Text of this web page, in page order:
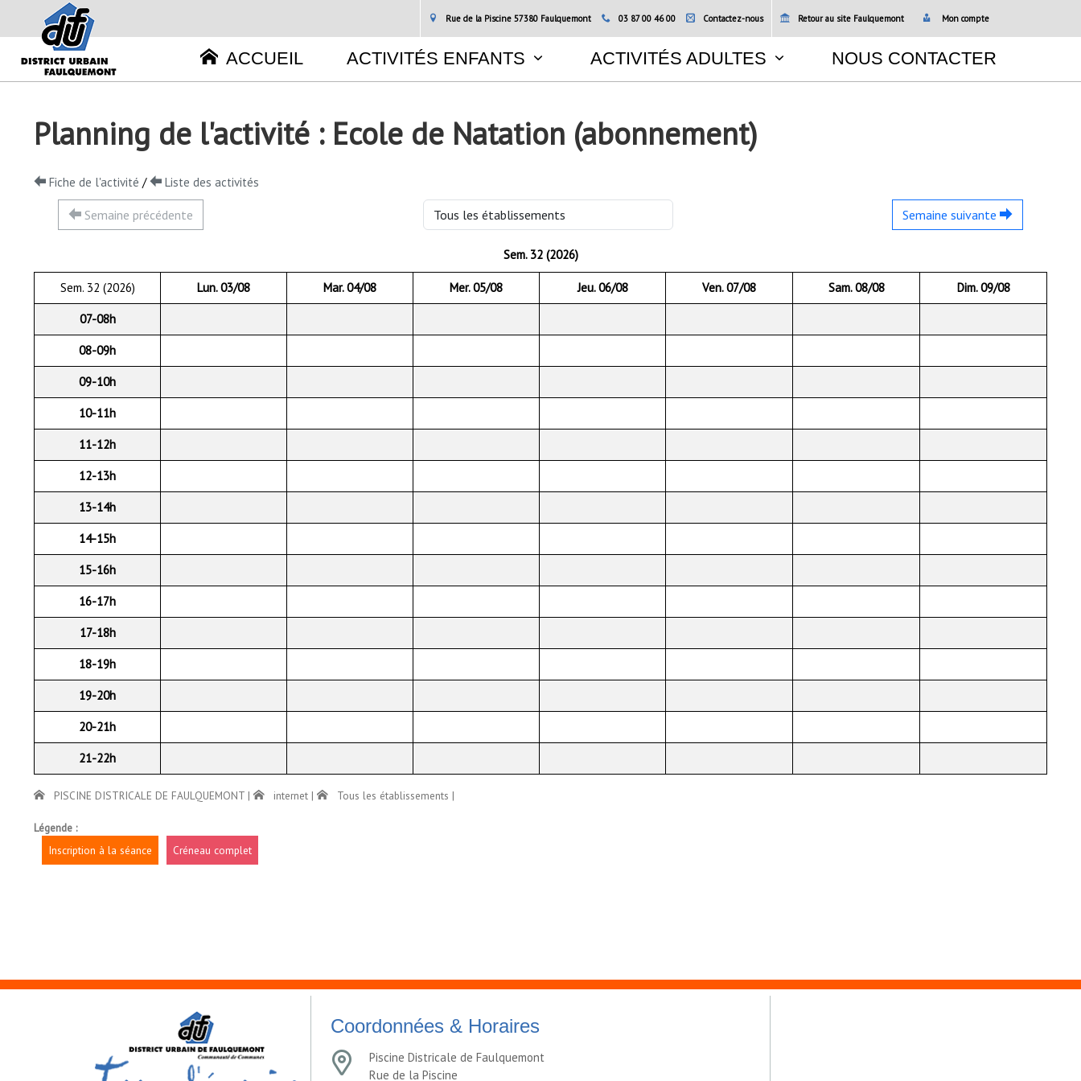
Retour au site Faulquemont Mon compte
Rue de la Piscine 57380 Faulquemont 03 87 00 46 00 Contactez-nous
ACCUEIL ACTIVITÉS ENFANTS ACTIVITÉS ADULTES NOUS CONTACTER
Planning de l'activité : Ecole de Natation (abonnement)
Fiche de l'activité / Liste des activités
Semaine précédente Semaine suivante
Sem. 32 (2026)
Sem. 32 (2026) Lun. 03/08 Mar. 04/08 Mer. 05/08 Jeu. 06/08 Ven. 07/08 Sam. 08/08 Dim. 09/08
07-08h
08-09h
09-10h
10-11h
11-12h
12-13h
13-14h
14-15h
15-16h
16-17h
17-18h
18-19h
19-20h
20-21h
21-22h
PISCINE DISTRICALE DE FAULQUEMONT | internet | Tous les établissements |
Légende :
Inscription à la séance
Créneau complet
Coordonnées & Horaires
Piscine Districale de Faulquemont
Rue de la Piscine
Cookies management panel